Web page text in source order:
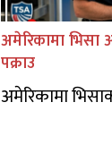
अमेरिकामा
पक्राउ
अमेरिकामा